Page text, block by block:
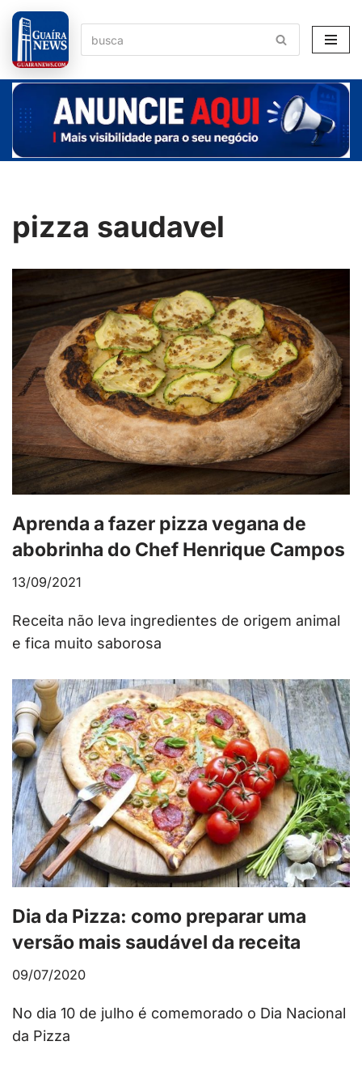
Pular
para
o
conteúdo
pizza saudavel
Aprenda a fazer pizza vegana de
abobrinha do Chef Henrique Campos
13/09/2021
Receita não leva ingredientes de origem animal
e fica muito saborosa
Dia da Pizza: como preparar uma
versão mais saudável da receita
09/07/2020
No dia 10 de julho é comemorado o Dia Nacional
da Pizza